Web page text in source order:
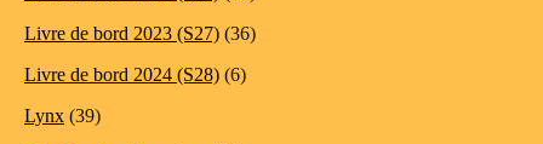
Livre de bord 2023 (S27) (36)
Livre de bord 2024 (S28) (6)
Lynx (39)